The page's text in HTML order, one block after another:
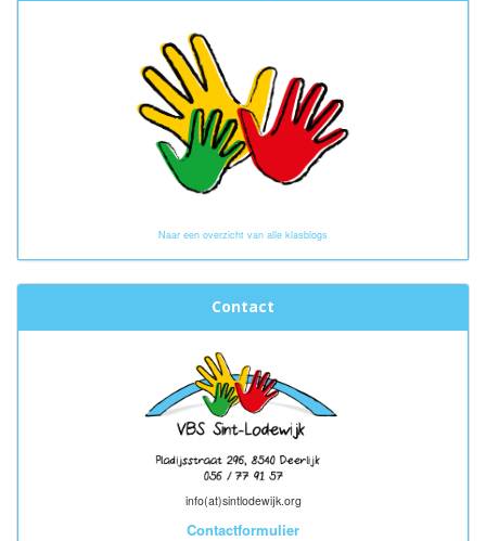
Naar een overzicht van alle klasblogs
Contact
info(at)sintlodewijk.org
Contactformulier